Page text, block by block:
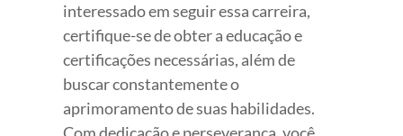
interessado em seguir essa carreira,
certifique-se de obter a educação e
certificações necessárias, além de
buscar constantemente o
aprimoramento de suas habilidades.